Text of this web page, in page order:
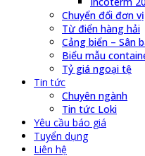
Chuyển đổi đơn vị
Từ điển hàng hải
Cảng biển – Sân
Biểu mẫu
Tỷ giá ngoại tệ
Tin tức
Chuyên ngành
Tin tức Loki
Yêu cầu báo giá
Tuyển dụng
Liên hệ